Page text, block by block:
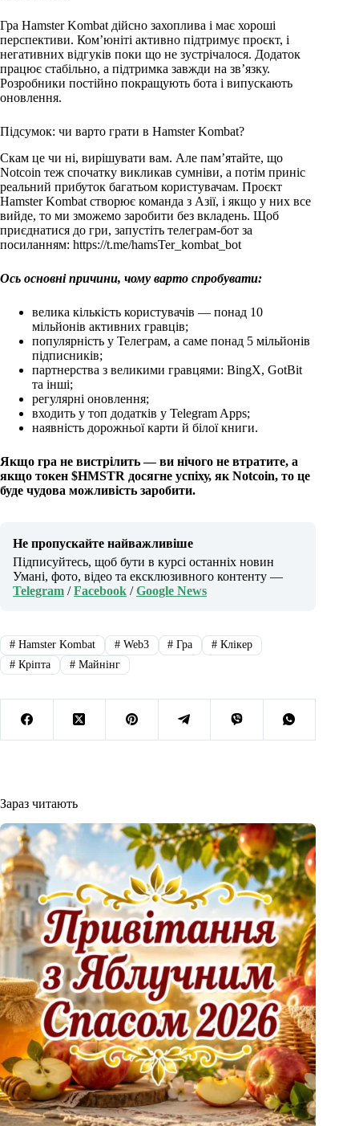
Гра Hamster Kombat дійсно захоплива і має хороші
перспективи. Ком’юніті активно підтримує проєкт, і
негативних відгуків поки що не зустрічалося. Додаток
працює стабільно, а підтримка завжди на зв’язку.
Розробники постійно покращують бота і випускають
оновлення.
Підсумок: чи варто грати в Hamster Kombat?
Скам це чи ні, вирішувати вам. Але пам’ятайте, що
Notcoin теж спочатку викликав сумніви, а потім приніс
реальний прибуток багатьом користувачам. Проєкт
Hamster Kombat створює команда з Азії, і якщо у них все
вийде, то ми зможемо заробити без вкладень. Щоб
приєднатися до гри, запустіть телеграм-бот за
посиланням: https://t.me/hamsTer_kombat_bot
Ось основні причини, чому варто спробувати:
велика кількість користувачів — понад 10
мільйонів активних гравців;
популярність у Телеграм, а саме понад 5 мільйонів
підписників;
партнерства з великими гравцями: BingX, GotBit
та інші;
регулярні оновлення;
входить у топ додатків у Telegram Apps;
наявність дорожньої карти й білої книги.
Якщо гра не вистрілить — ви нічого не втратите, а
якщо токен $HMSTR досягне успіху, як Notcoin, то це
буде чудова можливість заробити.
Не пропускайте найважливіше
Підписуйтесь, щоб бути в курсі останніх новин
Умані, фото, відео та ексклюзивного контенту —
Telegram /Facebook /Google News
#Hamster Kombat #Web3 # Гра # Клікер
#Кріпта #Майнінг
Зараз читають